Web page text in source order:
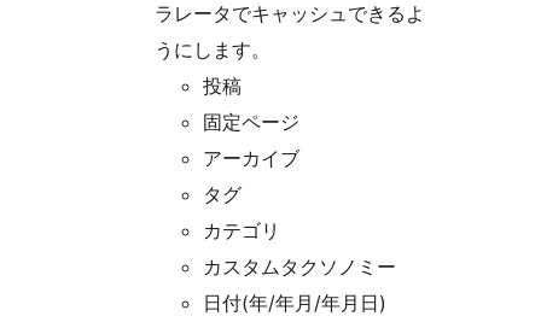
ラレータでキャッシュできるよ
うにします。
投稿
固定ページ
アーカイブ
タグ
カテゴリ
カスタムタクソノミー
日付(年/年月/年月日)